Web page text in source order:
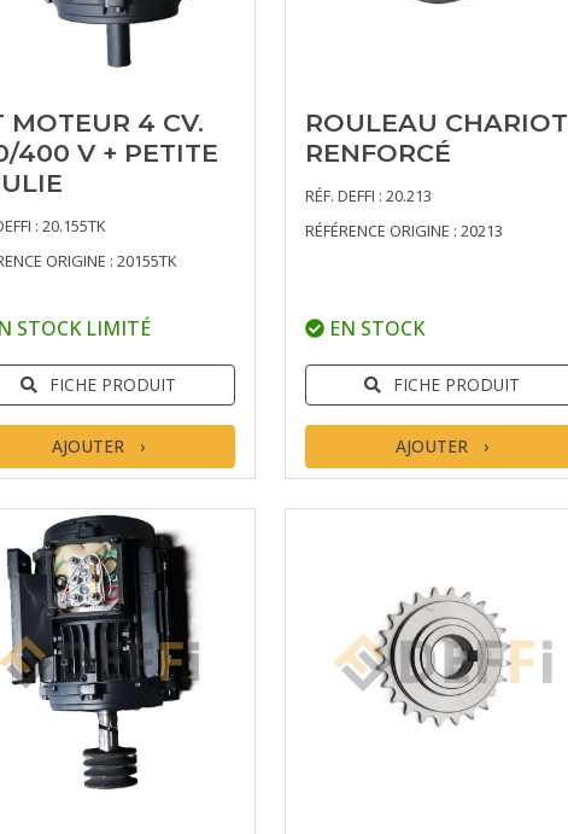
MOTEUR 4 CV.
400 V + PETITE
: 20.155TK
ORIGINE : 20155TK
STOCK LIMITÉ
FICHE PRODUIT
AJOUTER
ROULEAU CHARIOT
RENFORCÉ
RÉF. DEFFI : 20.213
RÉFÉRENCE ORIGINE : 20213
EN STOCK
FICHE PRODUIT
AJOUTER